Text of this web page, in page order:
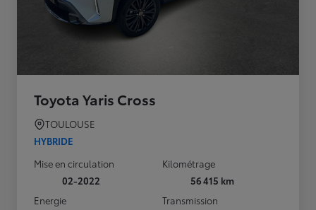
Toyota Yaris Cross
TOULOUSE
HYBRIDE
Mise en circulation
02-2022
Kilométrage
56 415 km
Energie
Transmission